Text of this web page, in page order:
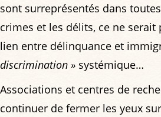
sont surreprésentés dans
crimes et les délits, ce ne
lien entre délinquance et
discrimination » systémique…
Associations et centres de
continuer de fermer les yeux